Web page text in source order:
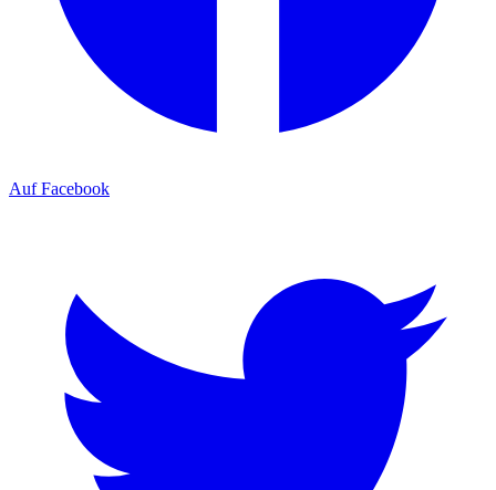
Auf Facebook